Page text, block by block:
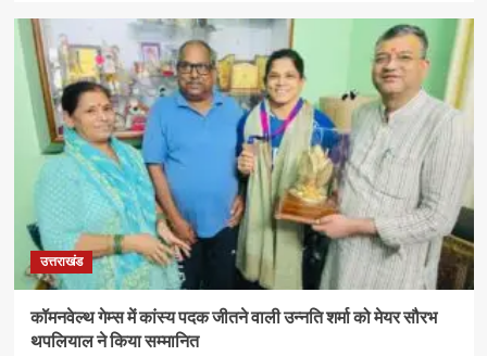
उत्तराखंड
कॉमनवेल्थ गेम्स में कांस्य पदक जीतने वाली उन्नति शर्मा को मेयर सौरभ
थपलियाल ने किया सम्मानित